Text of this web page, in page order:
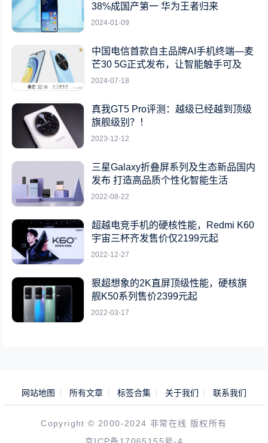
38%成国产第一 华为王者归来
2024-01-09
中国电信首款自主品牌AI手机终端—麦
芒30 5G正式发布，让智能触手可及
2024-07-18
真我GT5 Pro评测：越级已经越到顶级
旗舰级别？！
2023-12-12
三星Galaxy折叠屏系列及生态新品国内
发布 打造高品质个性化智能生活
2022-08-22
超越电竞手机的硬核性能，Redmi K60
宇宙三杯齐发售价仅2199元起
2022-12-27
狠超想象的2K直屏顶级性能，硬核旗
舰K50系列售价2399元起
2022-03-17
网站地图 所有文章 标签合集 关于我们 联系我们
Copyright © 2000-2024 非常在线 版权所有
京ICP备17065155号-4